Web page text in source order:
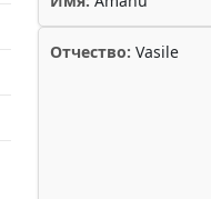
Отчество: Vasile